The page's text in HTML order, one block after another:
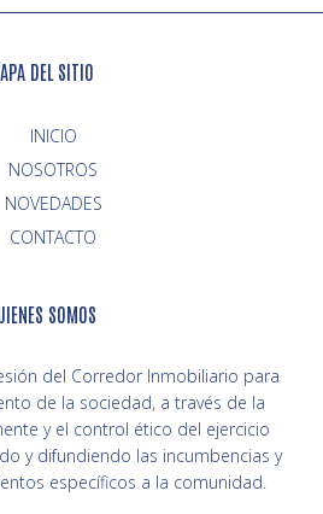
DEL SITIO
INICIO
NOVEDADES
CONTACTO
SOMOS
del Corredor Inmobiliario para
de la sociedad, a través de la
y el control ético del ejercicio
y difundiendo las incumbencias y
específicos a la comunidad.